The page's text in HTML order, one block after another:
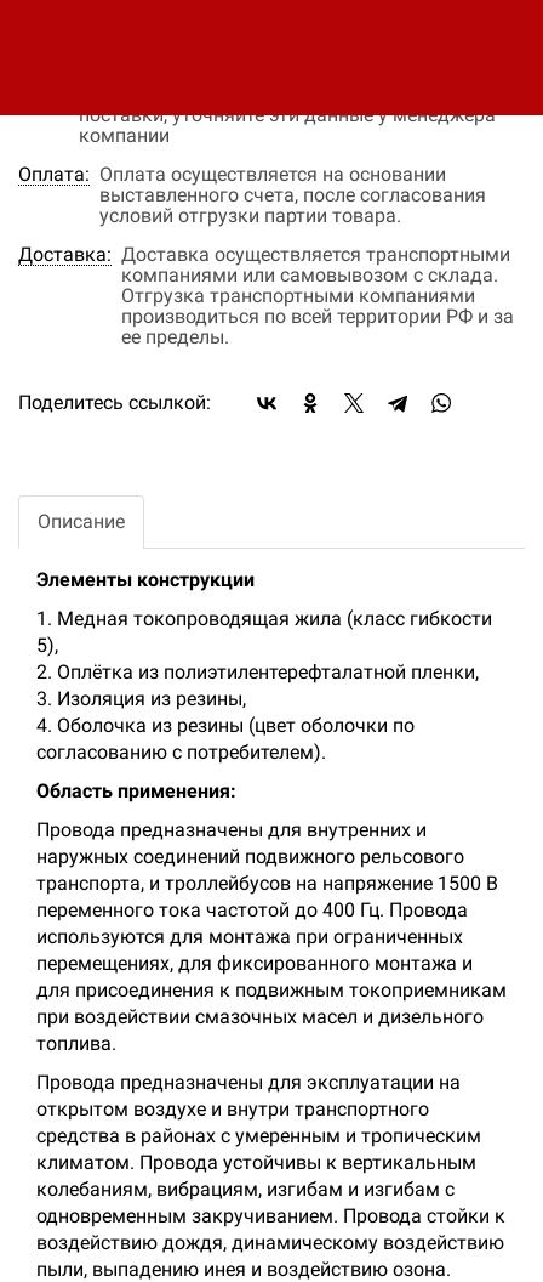
поставки, уточняйте эти данные у менеджера
компании
Оплата: Оплата осуществляется на основании
выставленного счета, после согласования
условий отгрузки партии товара.
Доставка: Доставка осуществляется транспортными
компаниями или самовывозом с склада.
Отгрузка транспортными компаниями
производиться по всей территории РФ и за
ее пределы.
Поделитесь ссылкой:
Описание
Элементы конструкции
1. Медная токопроводящая жила (класс гибкости
5),
2. Оплётка из полиэтилентерефталатной пленки,
3. Изоляция из резины,
4. Оболочка из резины (цвет оболочки по
согласованию с потребителем).
Область применения:
Провода предназначены для внутренних и
наружных соединений подвижного рельсового
транспорта, и троллейбусов на напряжение 1500 В
переменного тока частотой до 400 Гц. Провода
используются для монтажа при ограниченных
перемещениях, для фиксированного монтажа и
для присоединения к подвижным токоприемникам
при воздействии смазочных масел и дизельного
топлива.
Провода предназначены для эксплуатации на
открытом воздухе и внутри транспортного
средства в районах с умеренным и тропическим
климатом. Провода устойчивы к вертикальным
колебаниям, вибрациям, изгибам и изгибам с
одновременным закручиванием. Провода стойки к
воздействию дождя, динамическому воздействию
пыли, выпадению инея и воздействию озона.